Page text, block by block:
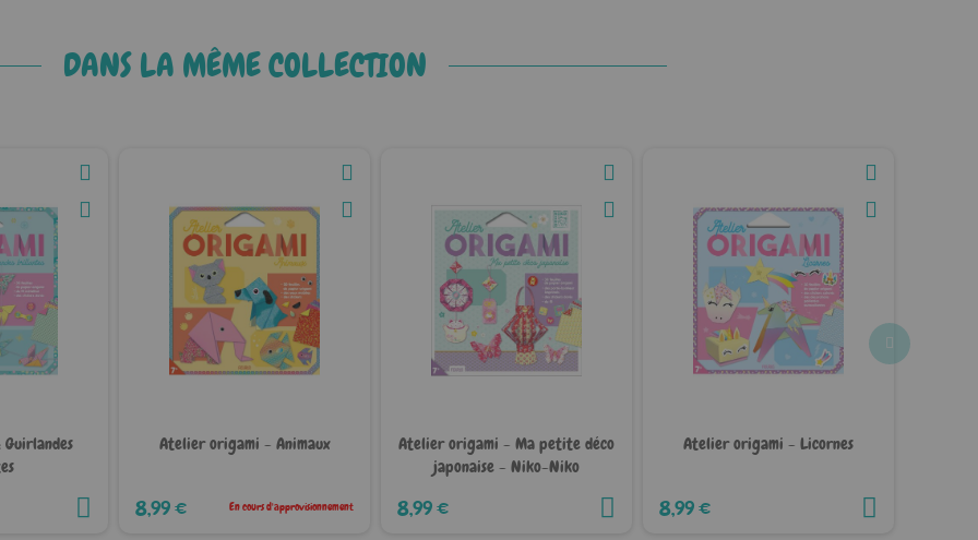
DANS LA MÊME COLLECTION
Atelier origami - Animaux
8,99 € En cours d'approvisionnement
Atelier origami - Ma petite déco
japonaise - Niko-Niko
8,99 €
Atelier origami - Licornes
8,99 €